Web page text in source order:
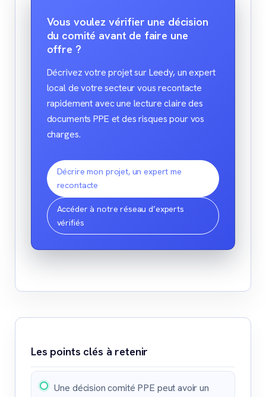
Vous voulez vérifier une décision
du comité avant de faire une
offre ?
Décrivez votre projet sur Leedy, un expert
local de votre secteur vous recontacte
rapidement avec une lecture claire des
documents PPE et des risques pour vos
charges.
Décrire mon projet, un expert me
recontacte
Accéder à notre réseau d’experts
vérifiés
Les points clés à retenir
Une décision comité PPE peut avoir un